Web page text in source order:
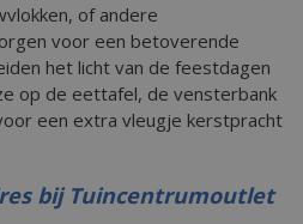
of andere
voor een betoverende
het licht van de feestdagen
op de eettafel, de vensterbank
een extra vleugje kerstpracht
bij Tuincentrumoutlet